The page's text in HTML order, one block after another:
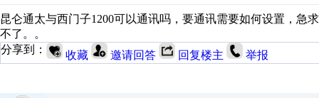
昆仑通太与西门子1200可以通讯吗，要通讯需要如何设置，急
不了。。
分享到：
收藏 邀请回答 回复楼主 举报